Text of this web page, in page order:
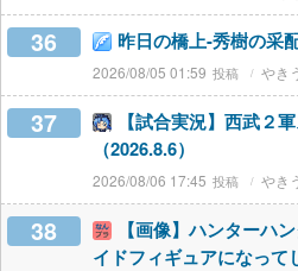
36 昨日の橋上-秀樹の采
2026/08/05 01:59 やき
37
【試合実況】西武２
（2026.8.6）
2026/08/06 17:45 やき
38
【画像】ハンターハ
イドフィギュアになって